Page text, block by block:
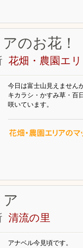
のお花！
花畑・農園エ
今日は富士山見えません
キカラシ・かすみ草・百
咲いています。
清流の里
アナベル今見頃です。